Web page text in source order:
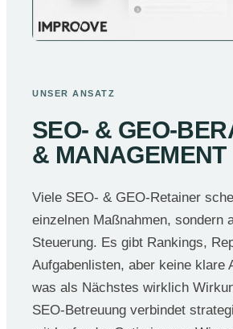
UNSER ANSATZ
SEO- & GEO-
& MANAGEMENT
Viele SEO- & GEO-Retainer
einzelnen Maßnahmen, sondern
Steuerung. Es gibt Rankings,
Aufgabenlisten, aber keine klare
was als Nächstes wirklich
SEO-Betreuung verbindet